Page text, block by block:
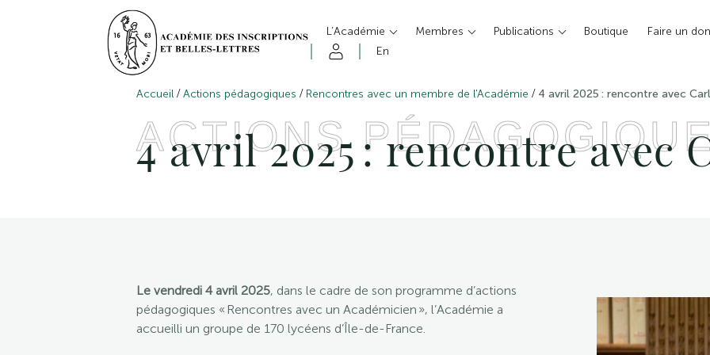
L’Académie Membres Publications Boutique Faire un don
En
Accueil /Actions pédagogiques / Rencontres avec un membre de l'Académie / 4 avril 2025 : rencontre avec
ACTIONS
4 avril 2025 : rencontre avec
Le vendredi 4 avril 2025, dans le cadre de son programme d’actions
pédagogiques « Rencontres avec un Académicien », l’Académie a
accueilli un groupe de 170 lycéens d’Île-de-France.